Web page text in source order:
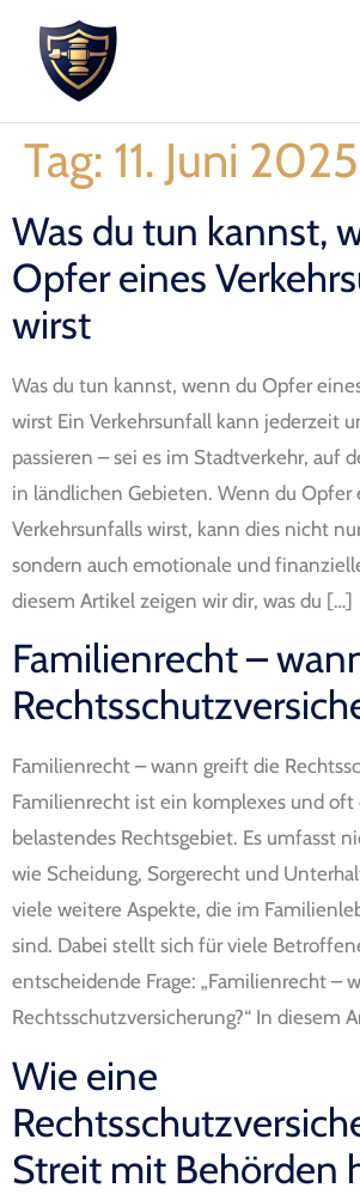
Tag: 11. Juni 2025
Was du tun kannst,
Opfer eines
wirst
Was du tun kannst, wenn du Opfer
wirst Ein Verkehrsunfall kann jederzeit
passieren – sei es im Stadtverkehr, auf
in ländlichen Gebieten. Wenn du Opfer
Verkehrsunfalls wirst, kann dies nicht
sondern auch emotionale und
diesem Artikel zeigen wir dir, was du […]
Familienrecht –
Familienrecht – wann greift die
Familienrecht ist ein komplexes und
belastendes Rechtsgebiet. Es umfasst
wie Scheidung, Sorgerecht und
viele weitere Aspekte, die im
sind. Dabei stellt sich für viele
entscheidende Frage: „Familienrecht –
Rechtsschutzversicherung?“ In diesem
Wie eine
Streit mit Behörden